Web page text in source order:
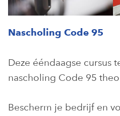
Nascholing Code 95
Deze ééndaagse cursus
nascholing Code 95
Bescherm je bedrijf en